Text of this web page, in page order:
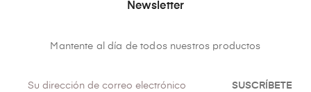
Newsletter
Mantente al día de todos nuestros productos
SUSCRÍBETE